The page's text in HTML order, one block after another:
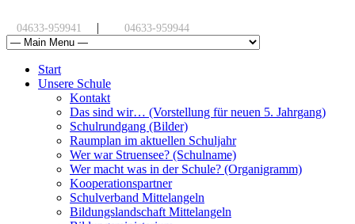
04633-959941 | 04633-959944
Start
Unsere Schule
Kontakt
Das sind wir… (Vorstellung für neuen 5. Jahrgang)
Schulrundgang (Bilder)
Raumplan im aktuellen Schuljahr
Wer war Struensee? (Schulname)
Wer macht was in der Schule? (Organigramm)
Kooperationspartner
Schulverband Mittelangeln
Bildungslandschaft Mittelangeln